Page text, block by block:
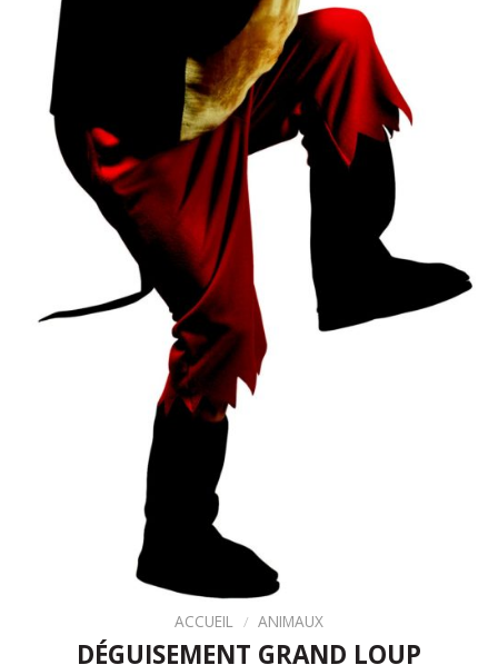
ACCUEIL / ANIMAUX
DÉGUISEMENT GRAND LOUP